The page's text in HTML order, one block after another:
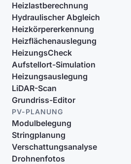
Heizlastberechnung
Hydraulischer Abgleich
Heizkörpererkennung
Heizflächenauslegung
HeizungsCheck
Aufstellort-Simulation
Heizungsauslegung
LiDAR-Scan
Grundriss-Editor
PV-PLANUNG
Modulbelegung
Stringplanung
Verschattungsanalyse
Drohnenfotos